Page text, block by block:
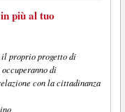
più al tuo
il proprio progetto di
di
con la cittadinanza